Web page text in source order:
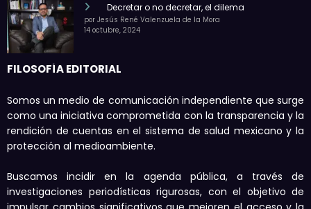
Decretar o no decretar, el dilema
por Jesús René Valenzuela de la Mora
14 octubre, 2024
FILOSOFÍA EDITORIAL
Somos un medio de comunicación independiente que surge
como una iniciativa comprometida con la transparencia y la
rendición de cuentas en el sistema de salud mexicano y la
protección al medioambiente.
Buscamos incidir en la agenda pública, a través de
investigaciones periodísticas rigurosas, con el objetivo de